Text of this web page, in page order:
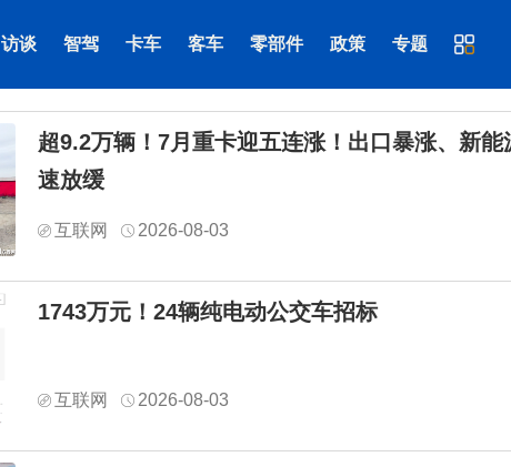
访谈 智驾 卡车 客车 零部件 政策 专题
超9.2万辆！7月重卡迎五连涨！出口暴涨、新能
速放缓
互联网 2026-08-03
1743万元！24辆纯电动公交车招标
互联网 2026-08-03